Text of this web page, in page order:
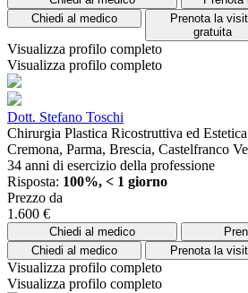
Chiedi al medico
Prenota la
gratuita
Visualizza profilo completo
Visualizza profilo completo
Dott. Stefano Toschi
Chirurgia Plastica Ricostruttiva ed
Cremona, Parma, Brescia, Castelfranco
34 anni di esercizio della professione
Risposta: 100%, < 1 giorno
Prezzo da
1.600 €
Chiedi al medico
Chiedi al medico
Prenota la
Visualizza profilo completo
Visualizza profilo completo